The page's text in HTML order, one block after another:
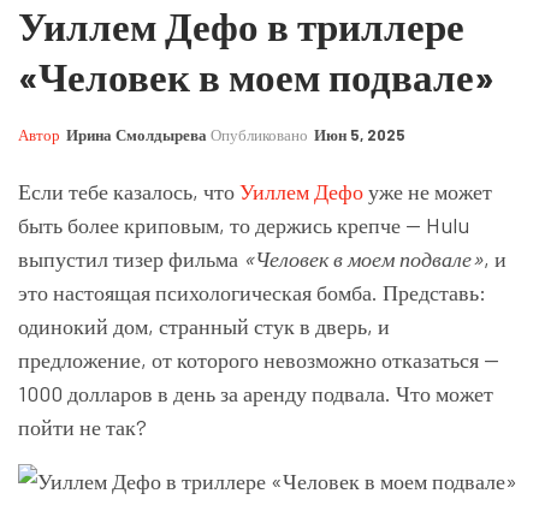
Уиллем Дефо в триллере
«Человек в моем подвале»
Автор Ирина Смолдырева Опубликовано Июн 5, 2025
Если тебе казалось, чтоУиллем Дефоуже не может
быть более криповым, то держись крепче — Hulu
выпустил тизер фильма «Человек в моем подвале», и
это настоящая психологическая бомба. Представь:
одинокий дом, странный стук в дверь, и
предложение, от которого невозможно отказаться —
1000 долларов в день за аренду подвала. Что может
пойти не так?